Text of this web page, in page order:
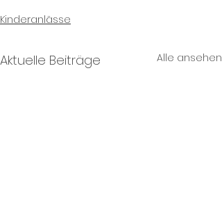
Kinderanlässe
Aktuelle Beiträge Alle ansehen